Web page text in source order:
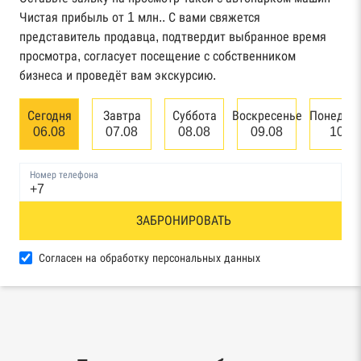
Картотека арбитражных дел Высшего
арбитражного суда
Единый федеральный реестр сведений о
банкротстве юридических лиц
Реестр товарных знаков и знаков обслуживания
База исполнительного производства
Чистая прибыль от 1 млн.. С вами свяжется
представитель продавца, подтвердит выбранное время
просмотра, согласует посещение с собственником
бизнеса и проведёт вам экскурсию.
Сегодня
06.08
Завтра
07.08
Суббота
08.08
Воскресенье
09.08
10.08
Номер телефона
ЗАБРОНИРОВАТЬ
Согласен на обработку персональных данных